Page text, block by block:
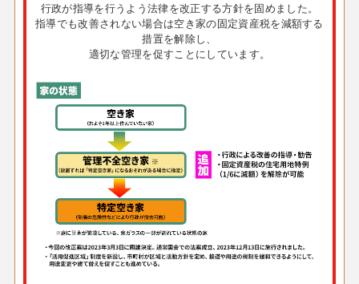
行政が指導を行うよう法律を改正する方針を固めました。
指導でも改善されない場合は空き家の固定資産税を減額する
措置を解除し、
適切な管理を促すことにしています。